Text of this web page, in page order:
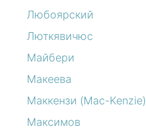
Любоярский
Люткявичюс
Майбери
Макеева
Маккензи (Mac-Kenzie)
Максимов